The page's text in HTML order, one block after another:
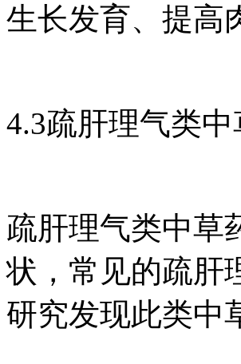
生长发育、提高
4.3疏肝理气类
疏肝理气类中草
状，常见的疏肝
研究发现此类中